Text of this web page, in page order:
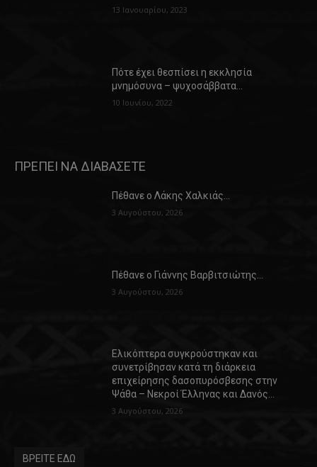
13 Ιανουαρίου, 2023
Πότε έχει θεσπίσει η εκκλησία
μνημόσυνα – ψυχοσάββατα…
10 Ιουνίου, 2022
ΠΡΕΠΕΙ ΝΑ ΔΙΑΒΑΣΕΤΕ
Πέθανε ο Λάκης Χαλκιάς…
3 Αυγούστου, 2026
Πέθανε ο Γιάννης Βαρβιτσιώτης…
3 Αυγούστου, 2026
Ελικόπτερα συγκρούστηκαν και
συνετρίβησαν κατά τη διάρκεια
επιχείρησης δασοπυρόσβεσης στην
Ψάθα – Νεκροί Έλληνας και Δανός…
3 Αυγούστου, 2026
ΒΡΕΙΤΕ ΕΔΩ